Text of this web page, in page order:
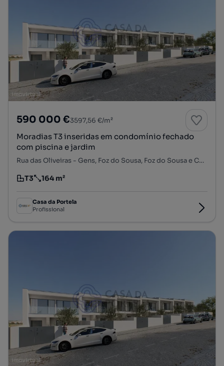
590 000 €3597,56 €/m²
Moradias T3 inseridas em condomínio fechado
com piscina e jardim
Rua das Oliveiras - Gens, Foz do Sousa, Foz do Sousa e Covelo, Gondomar, Porto
Tipologia
T3
Preço por metro quadrado
164 m²
Casa da Portela
Profissional